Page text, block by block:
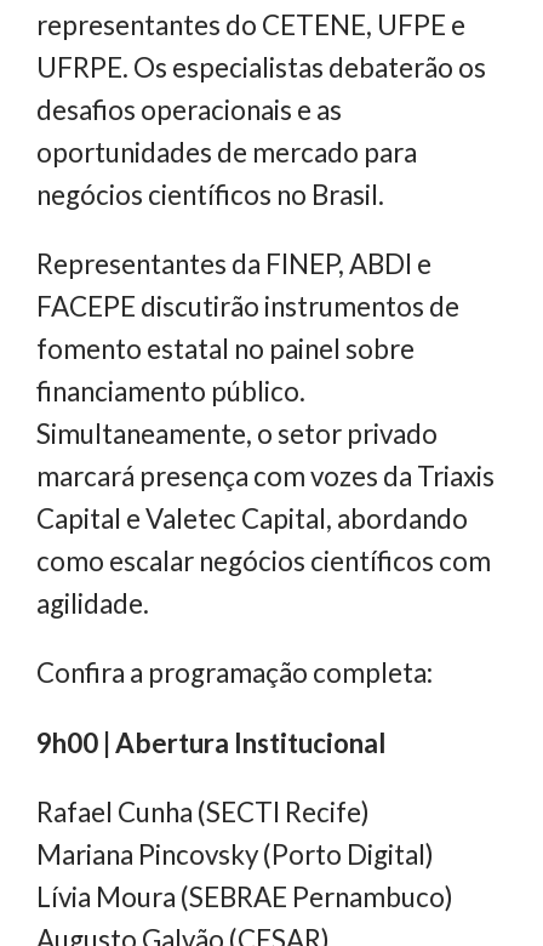
representantes do CETENE, UFPE e
UFRPE. Os especialistas debaterão os
desafios operacionais e as
oportunidades de mercado para
negócios científicos no Brasil.
Representantes da FINEP, ABDI e
FACEPE discutirão instrumentos de
fomento estatal no painel sobre
financiamento público.
Simultaneamente, o setor privado
marcará presença com vozes da Triaxis
Capital e Valetec Capital, abordando
como escalar negócios científicos com
agilidade.
Confira a programação completa:
9h00 | Abertura Institucional
Rafael Cunha (SECTI Recife)
Mariana Pincovsky (Porto Digital)
Lívia Moura (SEBRAE Pernambuco)